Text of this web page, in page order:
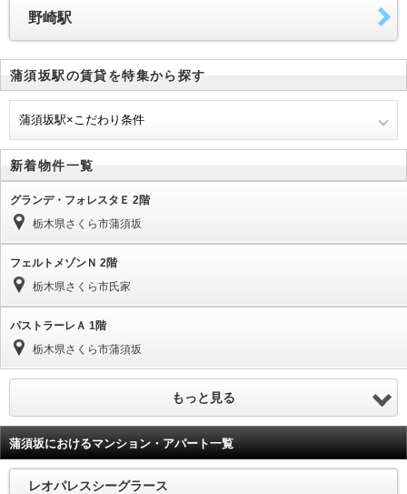
野崎駅
蒲須坂駅の賃貸を特集から探す
蒲須坂駅×こだわり条件
新着物件一覧
グランデ・フォレスタＥ 2階
栃木県さくら市蒲須坂
フェルトメゾンＮ 2階
栃木県さくら市氏家
パストラーレＡ 1階
栃木県さくら市蒲須坂
もっと見る
蒲須坂におけるマンション・アパート一覧
レオパレスシーグラース